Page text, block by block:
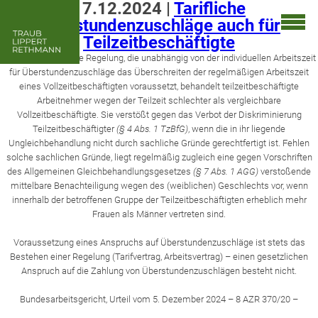
17.12.2024 | Tarifliche
Überstundenzuschläge auch für
Teilzeitbeschäftigte
Eine tarifvertragliche Regelung, die unabhängig von der individuellen Arbeitszeit
für Überstundenzuschläge das Überschreiten der regelmäßigen Arbeitszeit
eines Vollzeitbeschäftigten voraussetzt, behandelt teilzeitbeschäftigte
Arbeitnehmer wegen der Teilzeit schlechter als vergleichbare
Vollzeitbeschäftigte. Sie verstößt gegen das Verbot der Diskriminierung
Teilzeitbeschäftigter(§ 4 Abs. 1 TzBfG), wenn die in ihr liegende
Ungleichbehandlung nicht durch sachliche Gründe gerechtfertigt ist. Fehlen
solche sachlichen Gründe, liegt regelmäßig zugleich eine gegen Vorschriften
des Allgemeinen Gleichbehandlungsgesetzes (§ 7 Abs. 1 AGG) verstoßende
mittelbare Benachteiligung wegen des (weiblichen) Geschlechts vor, wenn
innerhalb der betroffenen Gruppe der Teilzeitbeschäftigten erheblich mehr
Frauen als Männer vertreten sind.
Voraussetzung eines Anspruchs auf Überstundenzuschläge ist stets das
Bestehen einer Regelung (Tarifvertrag, Arbeitsvertrag) – einen gesetzlichen
Anspruch auf die Zahlung von Überstundenzuschlägen besteht nicht.
Bundesarbeitsgericht, Urteil vom 5. Dezember 2024 – 8 AZR 370/20 –